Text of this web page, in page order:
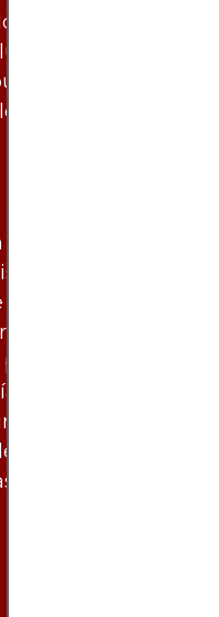
obstante, este
ninguna
ser excluida
de uso
de algunas
genera costos
Todo el
se
imparcial y están
de los
las
de socios